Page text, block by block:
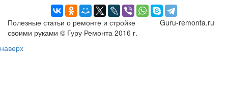
Полезные статьи о ремонте и стройке
своими руками © Гуру Ремонта 2016 г.
Guru-remonta.ru
наверх